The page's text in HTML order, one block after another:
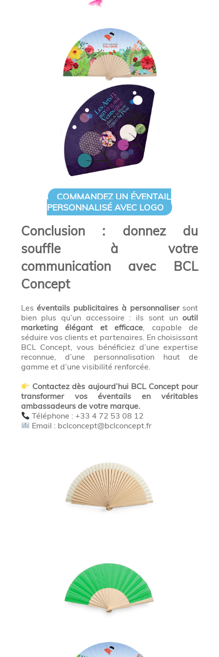
COMMANDEZ UN ÉVENTAIL
PERSONNALISÉ AVEC LOGO
Conclusion : donnez du
souffle à votre
communication avec BCL
Concept
Leséventails publicitaires à personnalisersont
bien plus qu’un accessoire : ils sont unoutil
marketing élégant et efficace, capable de
séduire vos clients et partenaires. En choisissant
BCL Concept, vous bénéficiez d’une expertise
reconnue, d’une personnalisation haut de
gamme et d’une visibilité renforcée.
Contactez dès aujourd’hui BCL Concept pour
transformer vos éventails en véritables
ambassadeurs de votre marque.
Téléphone : +33 4 72 53 08 12
Email : bclconcept@bclconcept.fr